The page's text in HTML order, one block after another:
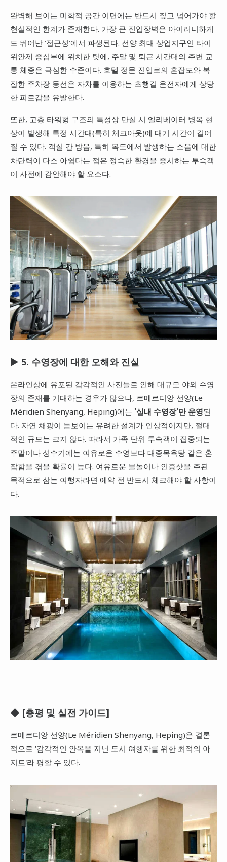
완벽해 보이는 미학적 공간 이면에는 반드시 짚고 넘어가야 할
현실적인 한계가 존재한다. 가장 큰 진입장벽은 아이러니하게
도 뛰어난 '접근성'에서 파생된다. 선양 최대 상업지구인 타이
위안제 중심부에 위치한 탓에, 주말 및 퇴근 시간대의 주변 교
통 체증은 극심한 수준이다. 호텔 정문 진입로의 혼잡도와 복
잡한 주차장 동선은 자차를 이용하는 초행길 운전자에게 상당
한 피로감을 유발한다.
또한, 고층 타워형 구조의 특성상 만실 시 엘리베이터 병목 현
상이 발생해 특정 시간대(특히 체크아웃)에 대기 시간이 길어
질 수 있다. 객실 간 방음, 특히 복도에서 발생하는 소음에 대한
차단력이 다소 아쉽다는 점은 정숙한 환경을 중시하는 투숙객
이 사전에 감안해야 할 요소다.
▶ 5. 수영장에 대한 오해와 진실
온라인상에 유포된 감각적인 사진들로 인해 대규모 야외 수영
장의 존재를 기대하는 경우가 많으나, 르메르디앙 선양(Le
Méridien Shenyang, Heping)에는 '실내 수영장'만 운영된
다. 자연 채광이 돋보이는 유려한 설계가 인상적이지만, 절대
적인 규모는 크지 않다. 따라서 가족 단위 투숙객이 집중되는
주말이나 성수기에는 여유로운 수영보다 대중목욕탕 같은 혼
잡함을 겪을 확률이 높다. 여유로운 물놀이나 인증샷을 주된
목적으로 삼는 여행자라면 예약 전 반드시 체크해야 할 사항이
다.
◆ [총평 및 실전 가이드]
르메르디앙 선양(Le Méridien Shenyang, Heping)은 결론
적으로 '감각적인 안목을 지닌 도시 여행자를 위한 최적의 아
지트'라 평할 수 있다.